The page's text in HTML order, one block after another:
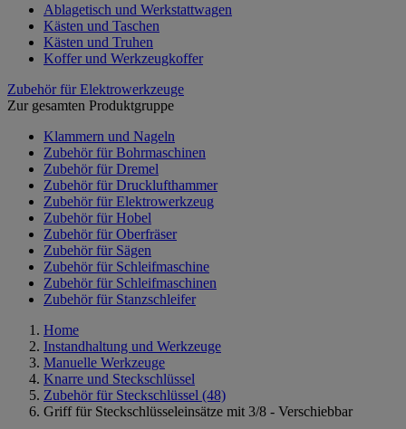
Ablagetisch und Werkstattwagen
Kästen und Taschen
Kästen und Truhen
Koffer und Werkzeugkoffer
Zubehör für Elektrowerkzeuge
Zur gesamten Produktgruppe
Klammern und Nageln
Zubehör für Bohrmaschinen
Zubehör für Dremel
Zubehör für Drucklufthammer
Zubehör für Elektrowerkzeug
Zubehör für Hobel
Zubehör für Oberfräser
Zubehör für Sägen
Zubehör für Schleifmaschine
Zubehör für Schleifmaschinen
Zubehör für Stanzschleifer
Home
Instandhaltung und Werkzeuge
Manuelle Werkzeuge
Knarre und Steckschlüssel
Zubehör für Steckschlüssel (48)
Griff für Steckschlüsseleinsätze mit 3/8 - Verschiebbar